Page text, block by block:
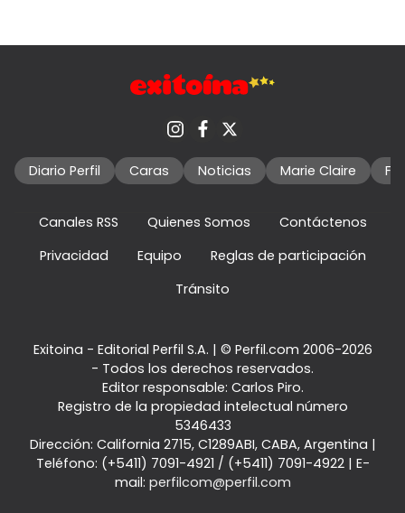
Diario Perfil Caras Noticias Marie Claire
Canales RSS Quienes Somos
Contáctenos
Privacidad
Equipo
Reglas de participación
Tránsito
Exitoina - Editorial Perfil S.A. | © Perfil.com 2006-2026
- Todos los derechos reservados.
Editor responsable: Carlos Piro.
Registro de la propiedad intelectual número
5346433
Dirección: California 2715, C1289ABI, CABA, Argentina |
Teléfono: (+5411) 7091-4921 / (+5411) 7091-4922| E-
mail: perfilcom@perfil.com